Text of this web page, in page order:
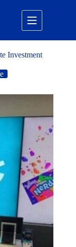
Investment